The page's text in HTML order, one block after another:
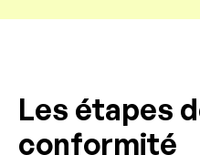
Les étapes
conformité